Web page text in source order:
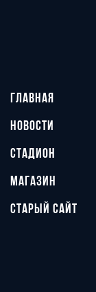
ГЛАВНАЯ
НОВОСТИ
СТАДИОН
МАГАЗИН
СТАРЫЙ САЙТ